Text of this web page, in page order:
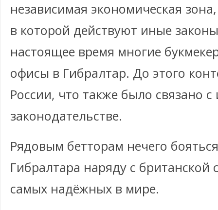
независимая экономическая зона,
в которой действуют иные
настоящее время многие
офисы в Гибралтар. До этого
России, что также было связано
законодательстве.
Рядовым бетторам нечего
Гибралтара наряду с британской
самых надёжных в мире.